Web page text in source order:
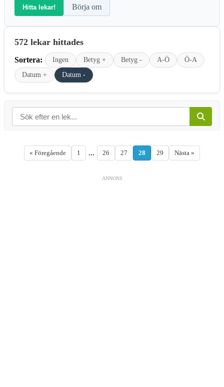
Hitta lekar! Börja om
572 lekar hittades
Sortera: Ingen Betyg + Betyg - A-Ö
Ö-A
Datum +
Datum -
« Föregående 1 ... 26 27 28 29 Nästa »
ANNONS